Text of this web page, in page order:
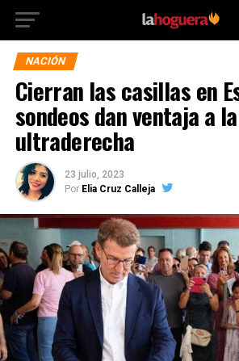
NACIÓN
Cierran las casillas en
sondeos dan ventaja a la
ultraderecha
23 julio, 2023
Por Elia Cruz Calleja